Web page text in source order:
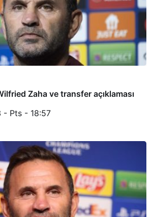
Zaha ve transfer açıklaması
- Pts - 18:57